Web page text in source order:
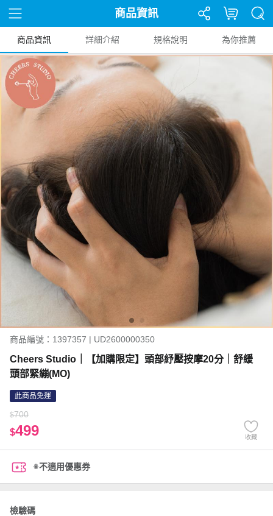
商品資訊
商品資訊 詳細介紹 規格說明 為你推薦
商品編號：1397357 | UD2600000350
Cheers Studio｜【加購限定】頭部紓壓按摩20分｜舒緩
頭部緊繃(MO)
此商品免運
$700
$499 收藏
※不適用優惠券
檢驗碼